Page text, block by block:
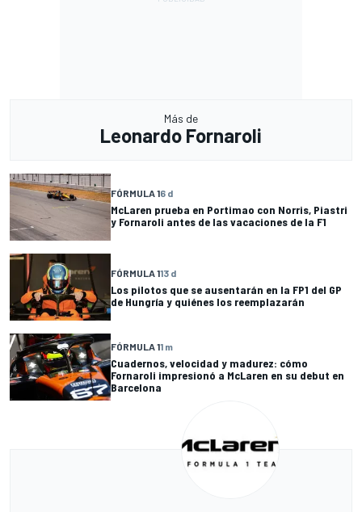
Más de
Leonardo Fornaroli
FÓRMULA 16 d
McLaren prueba en Portimao con Norris, Piastri
y Fornaroli antes de las vacaciones de la F1
FÓRMULA 113 d
Los pilotos que se ausentarán en la FP1 del GP
de Hungría y quiénes los reemplazarán
FÓRMULA 11 m
Cuadernos, velocidad y madurez: cómo
Fornaroli impresionó a McLaren en su debut en
Barcelona